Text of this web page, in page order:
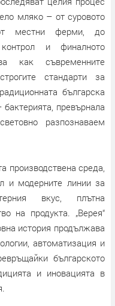
мляко – от суровото
местни ферми, до
контрол и финалното
как съвременните
стандарти за
българска
превърнала
разпознаваем
производствена среда,
и модерните линии за
вкус, плътна
на продукта. „Верея“
история продължава
автоматизация и
българското
и иновацията в